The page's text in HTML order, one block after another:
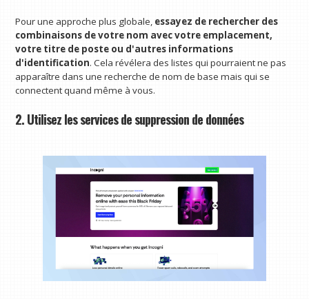
Pour une approche plus globale, essayez de rechercher des
combinaisons de votre nom avec votre emplacement,
votre titre de poste ou d'autres informations
d'identification. Cela révélera des listes qui pourraient ne pas
apparaître dans une recherche de nom de base mais qui se
connectent quand même à vous.
2. Utilisez les services de suppression de données